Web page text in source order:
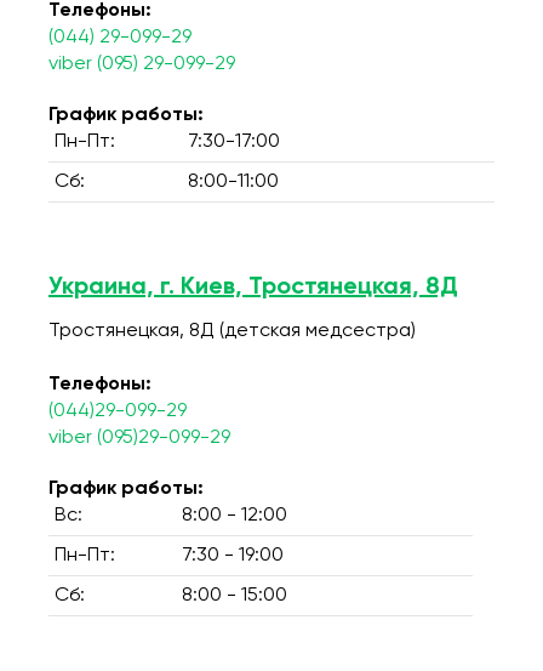
Телефоны:
(044) 29-099-29
viber (095) 29-099-29
График работы:
Пн-Пт:
7:30-17:00
Сб: 8:00-11:00
Украина, г. Киев, Тростянецкая, 8Д
Тростянецкая, 8Д (детская медсестра)
Телефоны:
(044)29-099-29
viber (095)29-099-29
График работы:
Вс:
8:00 - 12:00
Пн-Пт: 7:30 - 19:00
Сб: 8:00 - 15:00